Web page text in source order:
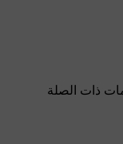
ذات الصلة